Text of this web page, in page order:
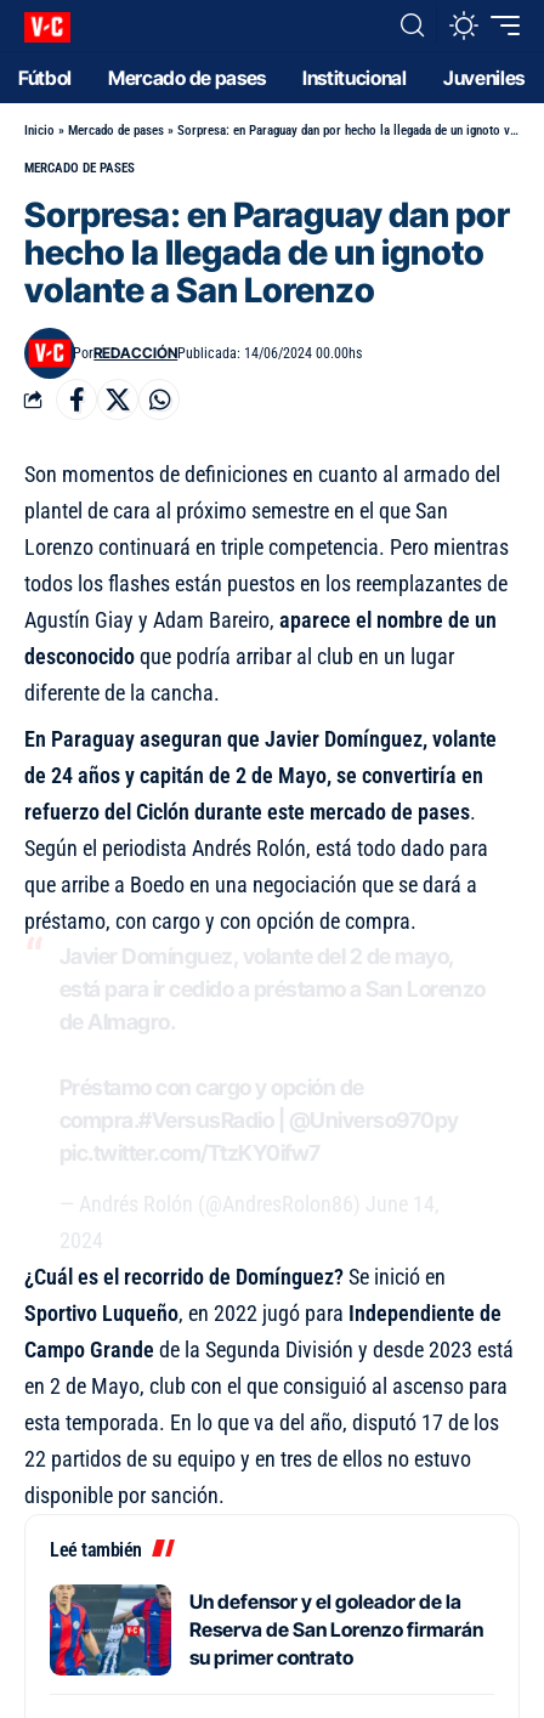
Fútbol Mercado de pases Institucional Juveniles
Inicio » Mercado de pases » Sorpresa: en Paraguay dan por hecho la llegada de un ignoto volante a San Lorenzo
MERCADO DE PASES
Sorpresa: en Paraguay dan por
hecho la llegada de un ignoto
volante a San Lorenzo
PorREDACCIÓNPublicada: 14/06/2024 00.00hs
Son momentos de definiciones en cuanto al armado del
plantel de cara al próximo semestre en el que San
Lorenzo continuará en triple competencia. Pero mientras
todos los flashes están puestos en los reemplazantes de
Agustín Giay y Adam Bareiro, aparece el nombre de un
desconocidoque podría arribar al club en un lugar
diferente de la cancha.
En Paraguay aseguran que Javier Domínguez, volante
de 24 años y capitán de 2 de Mayo, se convertiría en
refuerzo del Ciclón durante este mercado de pases.
Según el periodista Andrés Rolón, está todo dado para
que arribe a Boedo en una negociación que se dará a
préstamo, con cargo y con opción de compra.
Javier Domínguez, volante del 2 de mayo,
está para ir cedido a préstamo a San Lorenzo
de Almagro.
Préstamo con cargo y opción de
compra.#VersusRadio| @Universo970py
pic.twitter.com/TtzKY0ifw7
— Andrés Rolón (@AndresRolon86) June 14,
2024
¿Cuál es el recorrido de Domínguez?Se inició en
Sportivo Luqueño, en 2022 jugó para Independiente de
Campo Grande de la Segunda División y desde 2023 está
en 2 de Mayo, club con el que consiguió al ascenso para
esta temporada. En lo que va del año, disputó 17 de los
22 partidos de su equipo y en tres de ellos no estuvo
disponible por sanción.
Leé también
Un defensor y el goleador de la
Reserva de San Lorenzo firmarán
su primer contrato